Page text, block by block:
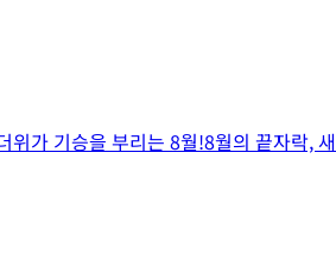
가 기승을 부리는 8월!8월의 끝자락,